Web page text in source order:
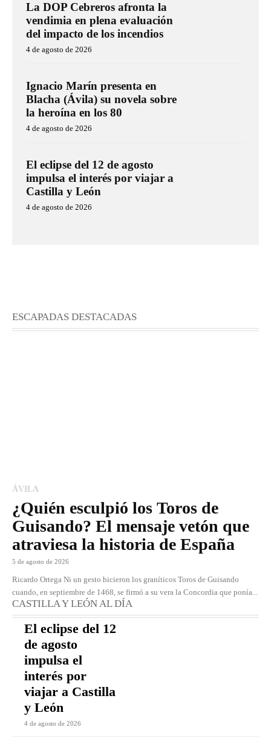
La DOP Cebreros afronta la
vendimia en plena evaluación
del impacto de los incendios
4 de agosto de 2026
Ignacio Marín presenta en
Blacha (Ávila) su novela sobre
la heroína en los 80
4 de agosto de 2026
El eclipse del 12 de agosto
impulsa el interés por viajar a
Castilla y León
4 de agosto de 2026
ESCAPADAS DESTACADAS
ÁVILA
¿Quién esculpió los Toros de
Guisando? El mensaje vetón que
atraviesa la historia de España
5 de agosto de 2026
Ricardo Ortega Ni un gesto hicieron los graníticos Toros de Guisando
cuando, en septiembre de 1468, se firmó a su vera la Concordia que ponía...
CASTILLA Y LEÓN AL DÍA
El eclipse del 12
de agosto
impulsa el
interés por
viajar a Castilla
y León
4 de agosto de 2026